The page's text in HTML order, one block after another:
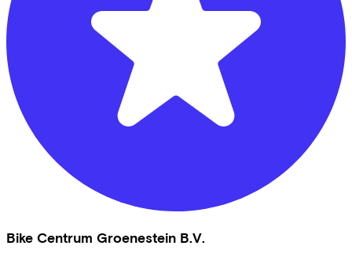
Bike Centrum Groenestein B.V.